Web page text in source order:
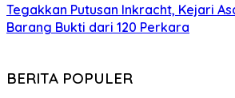
Tegakkan Putusan Inkracht, Kejari
Barang Bukti dari 120 Perkara
BERITA POPULER